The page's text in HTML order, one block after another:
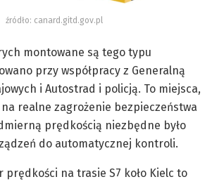
źródło: canard.gitd.gov.pl
montowane są tego typu
przy współpracy z Generalną
i Autostrad i policją. To miejsca,
realne zagrożenie bezpieczeństwa
prędkością niezbędne było
do automatycznej kontroli.
prędkości na trasie S7 koło Kielc to